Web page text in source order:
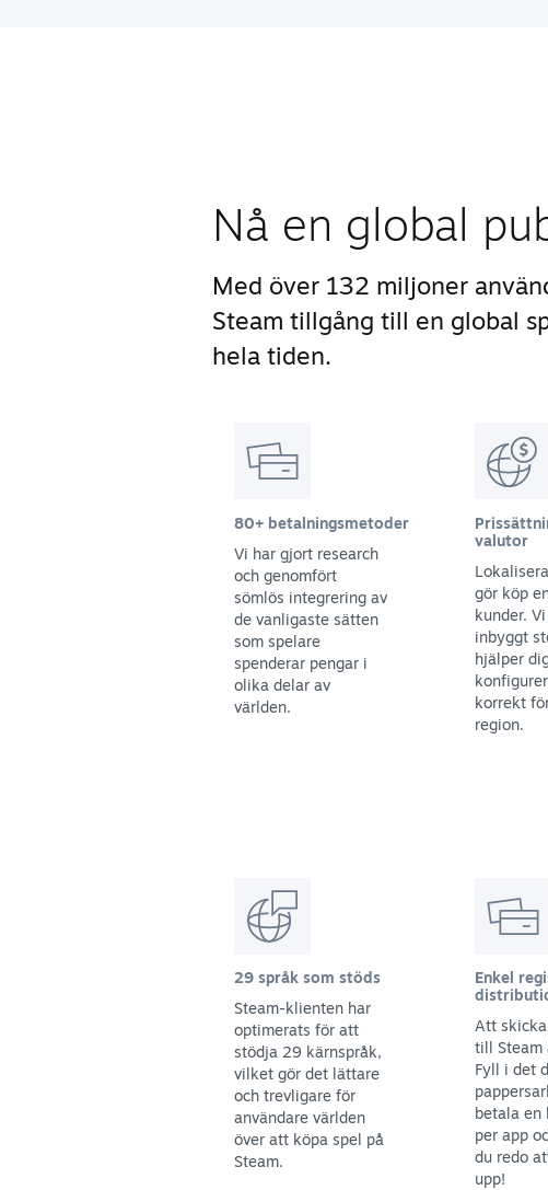
Nå en global
Med över 132 miljoner
Steam tillgång till en global
hela tiden.
80+ betalningsmetoder
Vi har gjort research
och genomfört
sömlös integrering av
de vanligaste sätten
som spelare
spenderar pengar i
olika delar av
världen.
valutor
gör köp
kunder.
inbyggt
hjälper
korrekt
region.
29 språk som stöds
Steam-klienten har
optimerats för att
stödja 29 kärnspråk,
vilket gör det lättare
och trevligare för
användare världen
över att köpa spel på
Steam.
Enkel
Att
till Steam
Fyll i det
betala
per app
du redo
upp!